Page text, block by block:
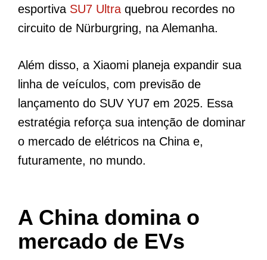
esportiva SU7 Ultra quebrou recordes no
circuito de Nürburgring, na Alemanha.
Além disso, a Xiaomi planeja expandir sua
linha de veículos, com previsão de
lançamento do SUV YU7 em 2025. Essa
estratégia reforça sua intenção de dominar
o mercado de elétricos na China e,
futuramente, no mundo.
A China domina o
mercado de EVs